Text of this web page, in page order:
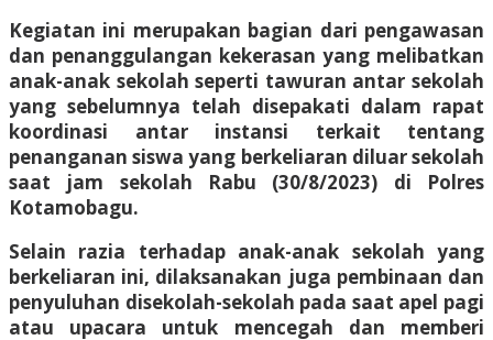
Kegiatan ini merupakan bagian dari pengawasan
dan penanggulangan kekerasan yang melibatkan
anak-anak sekolah seperti tawuran antar sekolah
yang sebelumnya telah disepakati dalam rapat
koordinasi antar instansi terkait tentang
penanganan siswa yang berkeliaran diluar sekolah
saat jam sekolah Rabu (30/8/2023) di Polres
Kotamobagu.
Selain razia terhadap anak-anak sekolah yang
berkeliaran ini, dilaksanakan juga pembinaan dan
penyuluhan disekolah-sekolah pada saat apel pagi
atau upacara untuk mencegah dan memberi